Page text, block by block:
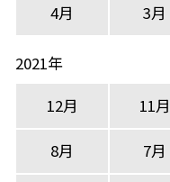
4月 3月
2021年
12月
11月
8月 7月